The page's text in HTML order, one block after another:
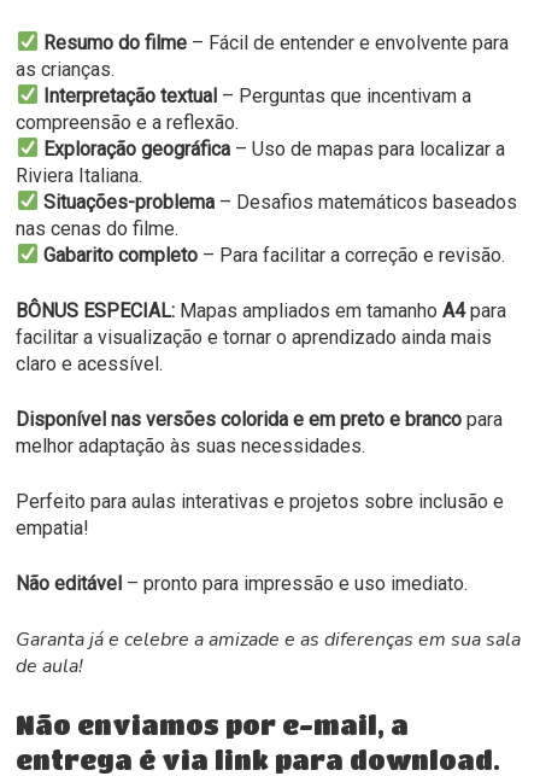
Resumo do filme– Fácil de entender e envolvente para
as crianças.
Interpretação textual– Perguntas que incentivam a
compreensão e a reflexão.
Exploração geográfica– Uso de mapas para localizar a
Riviera Italiana.
Situações-problema– Desafios matemáticos baseados
nas cenas do filme.
Gabarito completo– Para facilitar a correção e revisão.
BÔNUS ESPECIAL: Mapas ampliados em tamanhoA4para
facilitar a visualização e tornar o aprendizado ainda mais
claro e acessível.
Disponível nas versões colorida e em preto e branco para
melhor adaptação às suas necessidades.
Perfeito para aulas interativas e projetos sobre inclusão e
empatia!
Não editável – pronto para impressão e uso imediato.
Garanta já e celebre a amizade e as diferenças em sua sala
de aula!
Não enviamos por e-mail, a
entrega é via link para download.